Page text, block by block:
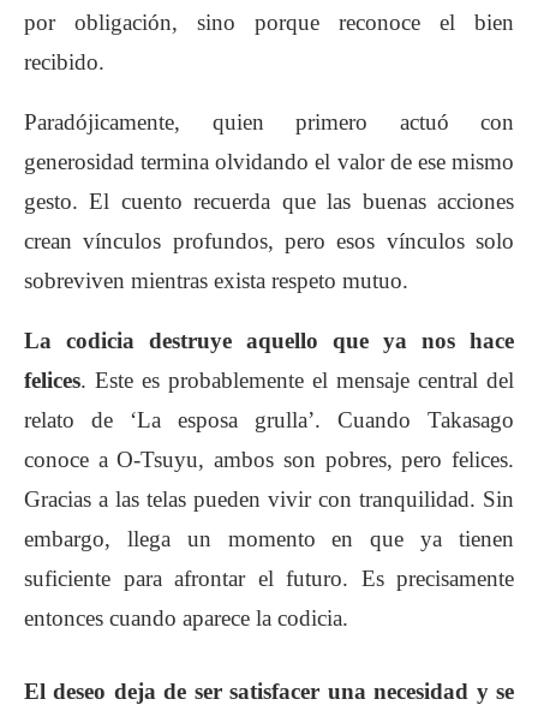
por obligación, sino porque reconoce el bien
recibido.
Paradójicamente, quien primero actuó con
generosidad termina olvidando el valor de ese mismo
gesto. El cuento recuerda que las buenas acciones
crean vínculos profundos, pero esos vínculos solo
sobreviven mientras exista respeto mutuo.
La codicia destruye aquello que ya nos hace
felices. Este es probablemente el mensaje central del
relato de ‘La esposa grulla’. Cuando Takasago
conoce a O-Tsuyu, ambos son pobres, pero felices.
Gracias a las telas pueden vivir con tranquilidad. Sin
embargo, llega un momento en que ya tienen
suficiente para afrontar el futuro. Es precisamente
entonces cuando aparece la codicia.
El deseo deja de ser satisfacer una necesidad y se